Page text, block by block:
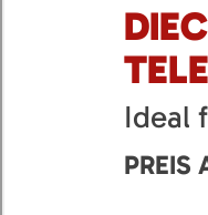
Ideal
PREIS